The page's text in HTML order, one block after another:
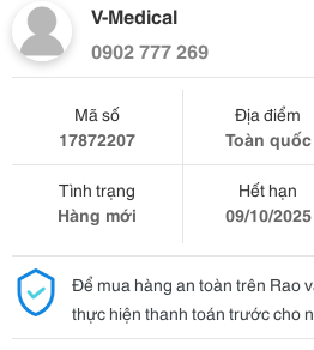
V-Medical
0902 777 269
Mã số
17872207
Địa điểm
Toàn quốc
Tình trạng
Hàng mới
Hết hạn
09/10/2025
Để mua hàng an toàn trên Rao
thực hiện thanh toán trước cho